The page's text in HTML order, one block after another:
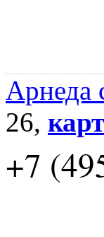
Арнеда
26,
+7